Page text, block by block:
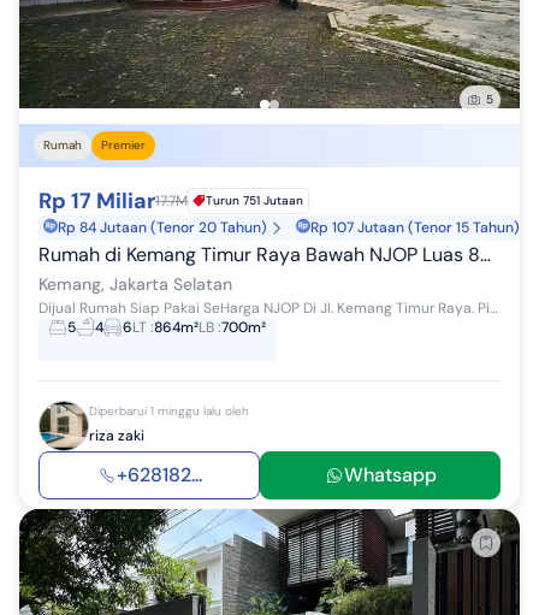
5
Rumah Premier
Rp 17 Miliar17.7M Turun 751 Jutaan
Rp 84 Jutaan (Tenor 20 Tahun) Rp 107 Jutaan (Tenor 15 Tahun)
Rumah di Kemang Timur Raya Bawah NJOP Luas 864M Hanya Rp.17 Milyar
Kemang, Jakarta Selatan
Dijual Rumah Siap Pakai SeHarga NJOP Di Jl. Kemang Timur Raya. Pinggir Jalan Raya Bagus Untuk Usaha / hunian / hotel / kantor Luas Tanah 864m2 L...
5
4 6LT:864m²LB:700m²
Diperbarui 1 minggu lalu oleh
riza zaki
+628182... Whatsapp